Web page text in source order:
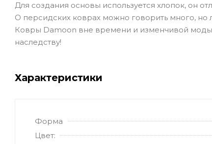
Для создания основы используется хлопок, он
О персидских коврах можно говорить много,
Ковры Damoon вне времени и изменчивой
наследству!
Характеристики
Форма
Цвет: